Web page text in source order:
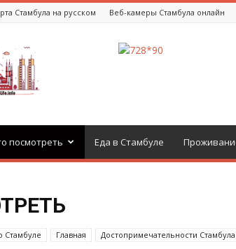
Стамбула на русском Веб-камеры Стамбула онлайн
посмотреть Еда в Стамбуле
Стамбуле Главная Достопримечательности Стамбула